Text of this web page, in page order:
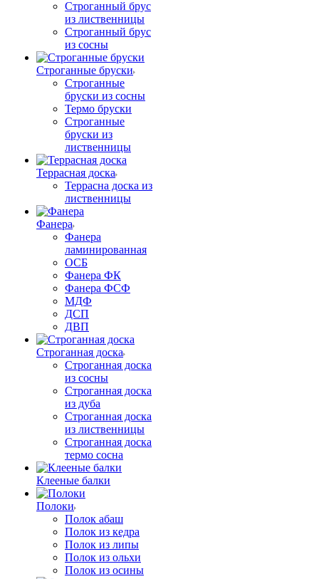
Строганный брус
из лиственницы
Строганный брус
из сосны
Строганные бруски
Строганные
бруски из сосны
Термо бруски
Строганные
бруски из
лиственницы
Террасная доска
Террасна доска из
лиственницы
Фанера
Фанера
ламинированная
ОСБ
Фанера ФК
Фанера ФСФ
МДФ
ДСП
ДВП
Строганная доска
Строганная доска
из сосны
Строганная доска
из дуба
Строганная доска
из лиственницы
Строганная доска
термо сосна
Клееные балки
Полоки
Полок абаш
Полок из кедра
Полок из липы
Полок из ольхи
Полок из осины